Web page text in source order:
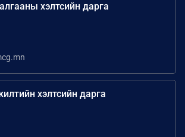
хэлтсийн дарга
хэлтсийн дарга